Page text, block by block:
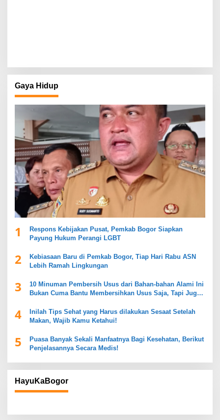
Gaya Hidup
1
Respons Kebijakan Pusat, Pemkab Bogor Siapkan
Payung Hukum Perangi LGBT
2
Kebiasaan Baru di Pemkab Bogor, Tiap Hari Rabu ASN
Lebih Ramah Lingkungan
3
10 Minuman Pembersih Usus dari Bahan-bahan Alami Ini
Bukan Cuma Bantu Membersihkan Usus Saja, Tapi Juga
4
Inilah Tips Sehat yang Harus dilakukan Sesaat Setelah
Makan, Wajib Kamu Ketahui!
5
Puasa Banyak Sekali Manfaatnya Bagi Kesehatan, Berikut
Penjelasannya Secara Medis!
HayuKaBogor